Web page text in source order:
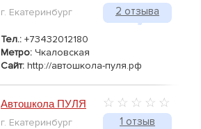
2 отзыва
г. Екатеринбург
Тел.: +73432012180
Метро: Чкаловская
Сайт: http://автошкола-пуля.рф
1 отзыв
Автошкола ПУЛЯ
г. Екатеринбург